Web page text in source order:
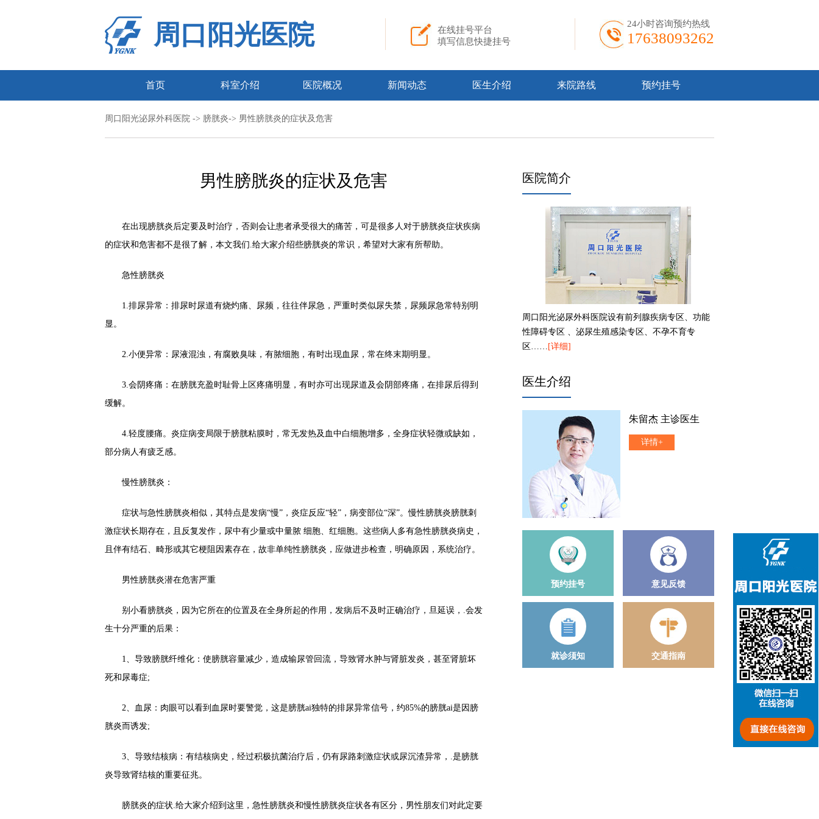
周口阳光医院
在线挂号平台
填写信息快捷挂号
24小时咨询预约热线
17638093262
首页 科室介绍 医院概况 新闻动态 医生介绍 来院路线 预约挂号
周口阳光泌尿外科医院 -> 膀胱炎-> 男性膀胱炎的症状及危害
男性膀胱炎的症状及危害
在出现膀胱炎后定要及时治疗，否则会让患者承受很大的痛苦，可是很多人对于膀胱炎症状疾病
的症状和危害都不是很了解，本文我们.给大家介绍些膀胱炎的常识，希望对大家有所帮助。
急性膀胱炎
1.排尿异常：排尿时尿道有烧灼痛、尿频，往往伴尿急，严重时类似尿失禁，尿频尿急常特别明
显。
2.小便异常：尿液混浊，有腐败臭味，有脓细胞，有时出现血尿，常在终末期明显。
3.会阴疼痛：在膀胱充盈时耻骨上区疼痛明显，有时亦可出现尿道及会阴部疼痛，在排尿后得到
缓解。
4.轻度腰痛。炎症病变局限于膀胱粘膜时，常无发热及血中白细胞增多，全身症状轻微或缺如，
部分病人有疲乏感。
慢性膀胱炎：
症状与急性膀胱炎相似，其特点是发病“慢”，炎症反应“轻”，病变部位“深”。慢性膀胱炎膀胱刺
激症状长期存在，且反复发作，尿中有少量或中量脓 细胞、红细胞。这些病人多有急性膀胱炎病史，
且伴有结石、畸形或其它梗阻因素存在，故非单纯性膀胱炎，应做进步检查，明确原因，系统治疗。
男性膀胱炎潜在危害严重
别小看膀胱炎，因为它所在的位置及在全身所起的作用，发病后不及时正确治疗，旦延误，.会发
生十分严重的后果：
1、导致膀胱纤维化：使膀胱容量减少，造成输尿管回流，导致肾水肿与肾脏发炎，甚至肾脏坏
死和尿毒症;
2、血尿：肉眼可以看到血尿时要警觉，这是膀胱ai独特的排尿异常信号，约85%的膀胱ai是因膀
胱炎而诱发;
3、导致结核病：有结核病史，经过积极抗菌治疗后，仍有尿路刺激症状或尿沉渣异常，.是膀胱
炎导致肾结核的重要征兆。
膀胱炎的症状.给大家介绍到这里，急性膀胱炎和慢性膀胱炎症状各有区分，男性朋友们对此定要
医院简介
周口阳光泌尿外科医院设有前列腺疾病专区、功能
性障碍专区 、泌尿生殖感染专区、不孕不育专
区…… [详细]
医生介绍
朱留杰 主诊医生
详情+
预约挂号 意见反馈
就诊须知 交通指南